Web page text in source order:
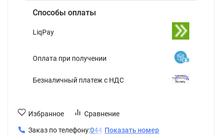
Способы оплаты
LiqPay
Оплата при получении
Безналичный платеж с НДС
Избранное Сравнение
Заказ по телефону:044 Показать номер